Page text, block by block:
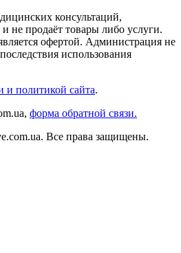
консультаций,
не продаёт товары либо услуги.
офертой. Администрация не
использования
и политикой сайта.
форма обратной связи.
Все права защищены.